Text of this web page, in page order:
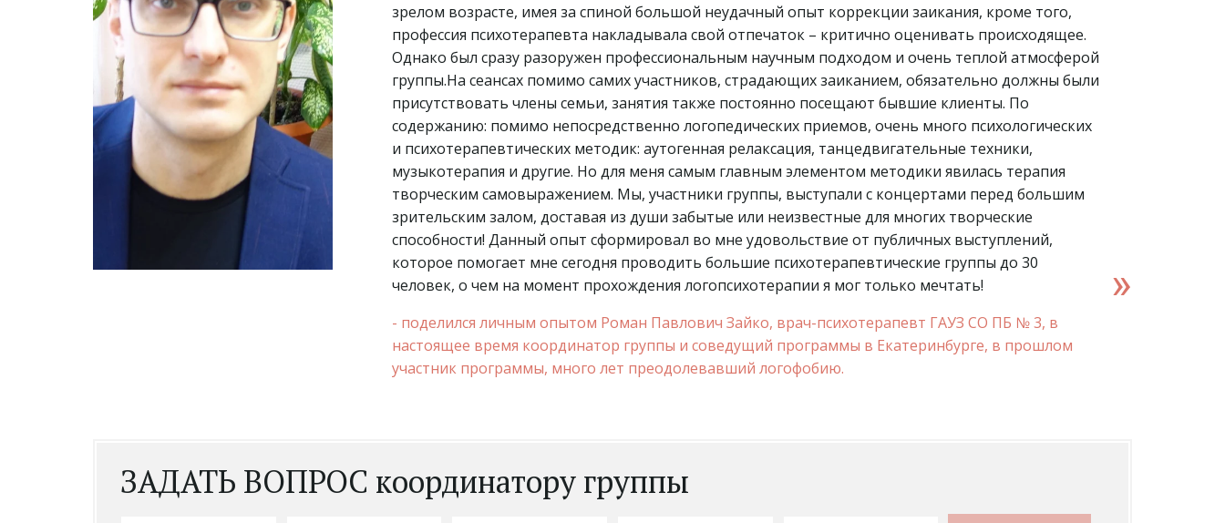
зрелом возрасте, имея за спиной большой неудачный опыт коррекции заикания, кроме того,
профессия психотерапевта накладывала свой отпечаток – критично оценивать происходящее.
Однако был сразу разоружен профессиональным научным подходом и очень теплой атмосферой
группы.На сеансах помимо самих участников, страдающих заиканием, обязательно должны были
присутствовать члены семьи, занятия также постоянно посещают бывшие клиенты. По
содержанию: помимо непосредственно логопедических приемов, очень много психологических
и психотерапевтических методик: аутогенная релаксация, танцедвигательные техники,
музыкотерапия и другие. Но для меня самым главным элементом методики явилась терапия
творческим самовыражением. Мы, участники группы, выступали с концертами перед большим
зрительским залом, доставая из души забытые или неизвестные для многих творческие
способности! Данный опыт сформировал во мне удовольствие от публичных выступлений,
которое помогает мне сегодня проводить большие психотерапевтические группы до 30
человек, о чем на момент прохождения логопсихотерапии я мог только мечтать!
- поделился личным опытом Роман Павлович Зайко, врач-психотерапевт ГАУЗ СО ПБ № 3, в
настоящее время координатор группы и соведущий программы в Екатеринбурге, в прошлом
участник программы, много лет преодолевавший логофобию.
ЗАДАТЬ ВОПРОС координатору группы